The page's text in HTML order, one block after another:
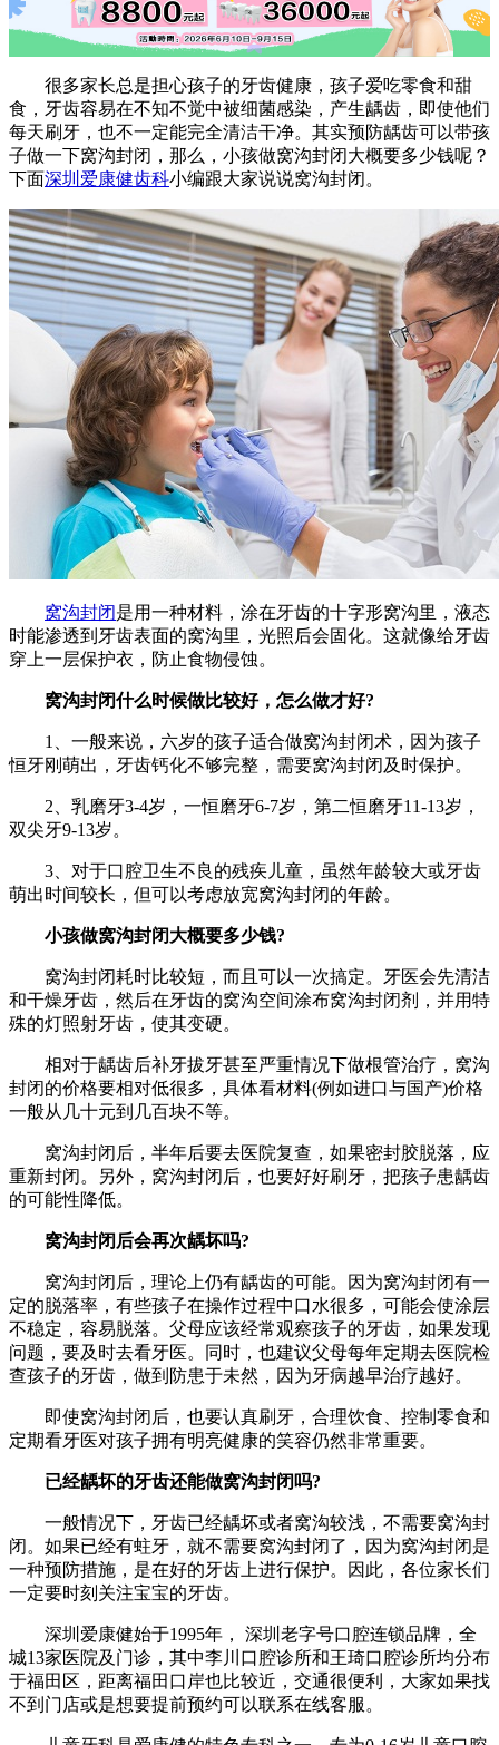
很多家长总是担心孩子的牙齿健康，孩子爱吃零食和甜
食，牙齿容易在不知不觉中被细菌感染，产生龋齿，即使他们
每天刷牙，也不一定能完全清洁干净。其实预防龋齿可以带孩
子做一下窝沟封闭，那么，小孩做窝沟封闭大概要多少钱呢？
下面深圳爱康健齿科小编跟大家说说窝沟封闭。
窝沟封闭是用一种材料，涂在牙齿的十字形窝沟里，液态
时能渗透到牙齿表面的窝沟里，光照后会固化。这就像给牙齿
穿上一层保护衣，防止食物侵蚀。
窝沟封闭什么时候做比较好，怎么做才好?
1、一般来说，六岁的孩子适合做窝沟封闭术，因为孩子
恒牙刚萌出，牙齿钙化不够完整，需要窝沟封闭及时保护。
2、乳磨牙3-4岁，一恒磨牙6-7岁，第二恒磨牙11-13岁，
双尖牙9-13岁。
3、对于口腔卫生不良的残疾儿童，虽然年龄较大或牙齿
萌出时间较长，但可以考虑放宽窝沟封闭的年龄。
小孩做窝沟封闭大概要多少钱?
窝沟封闭耗时比较短，而且可以一次搞定。牙医会先清洁
和干燥牙齿，然后在牙齿的窝沟空间涂布窝沟封闭剂，并用特
殊的灯照射牙齿，使其变硬。
相对于龋齿后补牙拔牙甚至严重情况下做根管治疗，窝沟
封闭的价格要相对低很多，具体看材料(例如进口与国产)价格
一般从几十元到几百块不等。
窝沟封闭后，半年后要去医院复查，如果密封胶脱落，应
重新封闭。另外，窝沟封闭后，也要好好刷牙，把孩子患龋齿
的可能性降低。
窝沟封闭后会再次龋坏吗?
窝沟封闭后，理论上仍有龋齿的可能。因为窝沟封闭有一
定的脱落率，有些孩子在操作过程中口水很多，可能会使涂层
不稳定，容易脱落。父母应该经常观察孩子的牙齿，如果发现
问题，要及时去看牙医。同时，也建议父母每年定期去医院检
查孩子的牙齿，做到防患于未然，因为牙病越早治疗越好。
即使窝沟封闭后，也要认真刷牙，合理饮食、控制零食和
定期看牙医对孩子拥有明亮健康的笑容仍然非常重要。
已经龋坏的牙齿还能做窝沟封闭吗?
一般情况下，牙齿已经龋坏或者窝沟较浅，不需要窝沟封
闭。如果已经有蛀牙，就不需要窝沟封闭了，因为窝沟封闭是
一种预防措施，是在好的牙齿上进行保护。因此，各位家长们
一定要时刻关注宝宝的牙齿。
深圳爱康健始于1995年， 深圳老字号口腔连锁品牌，全
城13家医院及门诊，其中李川口腔诊所和王琦口腔诊所均分布
于福田区，距离福田口岸也比较近，交通很便利，大家如果找
不到门店或是想要提前预约可以联系在线客服。